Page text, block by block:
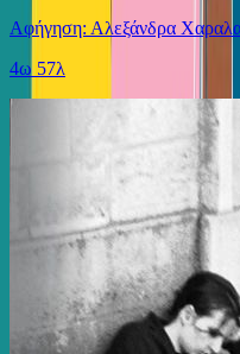
Αφήγηση: Αλεξάνδρα
4ω 57λ